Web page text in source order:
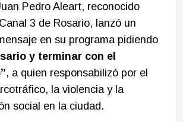
Pedro Aleart, reconocido
3 de Rosario, lanzó un
en su programa pidiendo
y terminar con el
, a quien responsabilizó por el
la violencia y la
social en la ciudad.